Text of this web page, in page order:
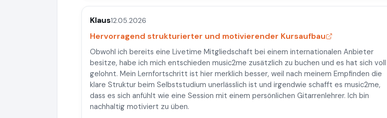
Klaus12.05.2026
Hervorragend strukturierter und motivierender Kursaufbau
Obwohl ich bereits eine Livetime Mitgliedschaft bei einem internationalen Anbieter
besitze, habe ich mich entschieden music2me zusätzlich zu buchen und es hat sich voll
gelohnt. Mein Lernfortschritt ist hier merklich besser, weil nach meinem Empfinden die
klare Struktur beim Selbststudium unerlässlich ist und irgendwie schafft es music2me,
dass es sich anfühlt wie eine Session mit einem persönlichen Gitarrenlehrer. Ich bin
nachhaltig motiviert zu üben.